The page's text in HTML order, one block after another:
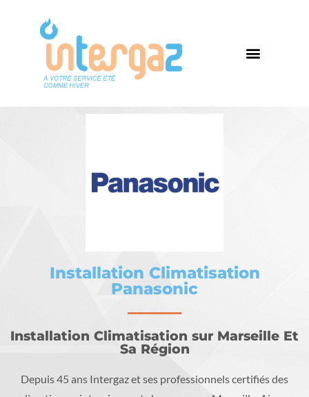
Installation Climatisation
Panasonic
Installation Climatisation sur Marseille Et
Sa Région
Depuis 45 ans Intergaz et ses professionnels certifiés des